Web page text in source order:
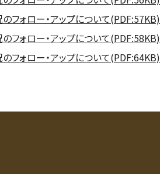
ォロー・アップについて(PDF:57KB)
ォロー・アップについて(PDF:58KB)
ォロー・アップについて(PDF:64KB)